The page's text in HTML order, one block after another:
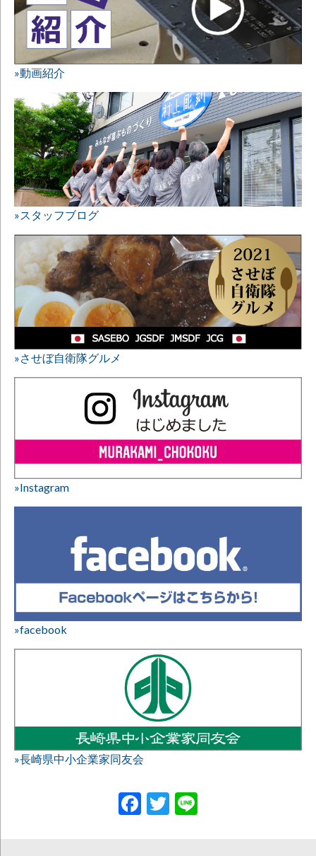
»動画紹介
»スタッフブログ
»させぼ自衛隊グルメ
»Instagram
»facebook
»長崎県中小企業家同友会
Facebook
Twitter